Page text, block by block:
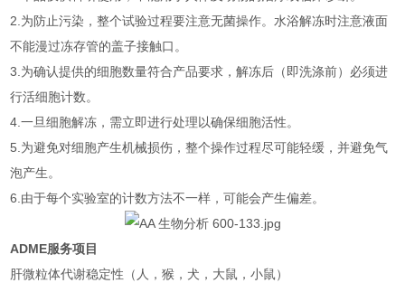
2.为防止污染，整个试验过程要注意无菌操作。水浴解冻时注意液面
不能漫过冻存管的盖子接触口。
3.为确认提供的细胞数量符合产品要求，解冻后（即洗涤前）必须进
行活细胞计数。
4.一旦细胞解冻，需立即进行处理以确保细胞活性。
5.为避免对细胞产生机械损伤，整个操作过程尽可能轻缓，并避免气
泡产生。
6.由于每个实验室的计数方法不一样，可能会产生偏差。
ADME服务项目
肝微粒体代谢稳定性（人，猴，犬，大鼠，小鼠）